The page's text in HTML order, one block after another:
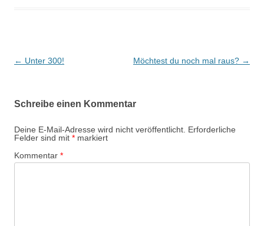
Beitrags-
← Unter 300! Möchtest du noch mal raus? →
Schreibe einen Kommentar
Deine E-Mail-Adresse wird nicht veröffentlicht. Erforderliche
Felder sind mit * markiert
Kommentar *